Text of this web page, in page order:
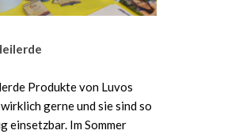
Produkte von Luvos
gerne und sie sind so
einsetzbar. Im Sommer